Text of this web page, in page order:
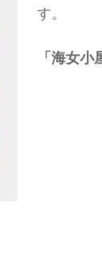
す。
「海女